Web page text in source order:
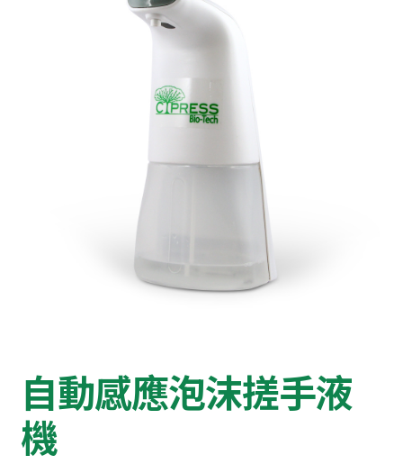
自動感應泡沫搓手液
機